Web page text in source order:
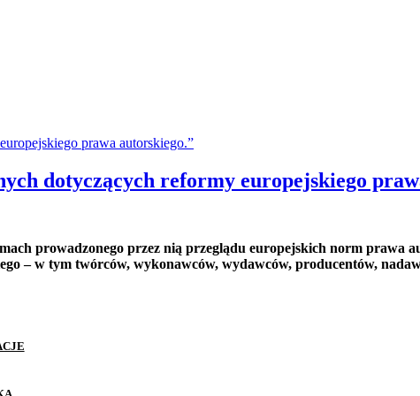
dotyczących reformy europejskiego
prowadzonego przez nią przeglądu europejskich norm prawa
– w tym twórców, wykonawców, wydawców, producentów,
W tym celu Ministerstwo Kultury i Dziedzictwa Narodowego
MKiDN do konsultacji z prośbą o przedstawienie stanowiska